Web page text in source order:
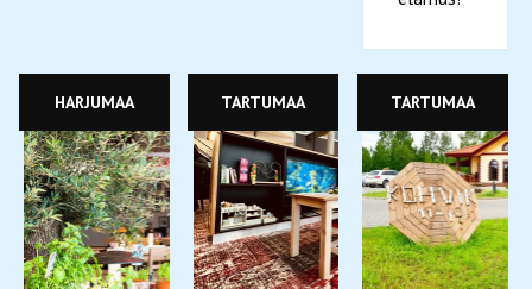
HARJUMAA TARTUMAA TARTUMAA